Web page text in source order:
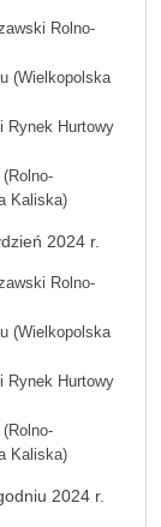
Rolno-
(Wielkopolska
Rynek Hurtowy
Kaliska)
2024 r.
Rolno-
(Wielkopolska
Rynek Hurtowy
Kaliska)
2024 r.